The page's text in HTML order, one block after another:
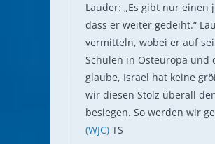
Lauder: „Es gibt nur
dass er weiter gedeiht.“
vermitteln, wobei er auf
Schulen in Osteuropa und
glaube, Israel hat keine
wir diesen Stolz überall
besiegen. So werden wir
(WJC) TS